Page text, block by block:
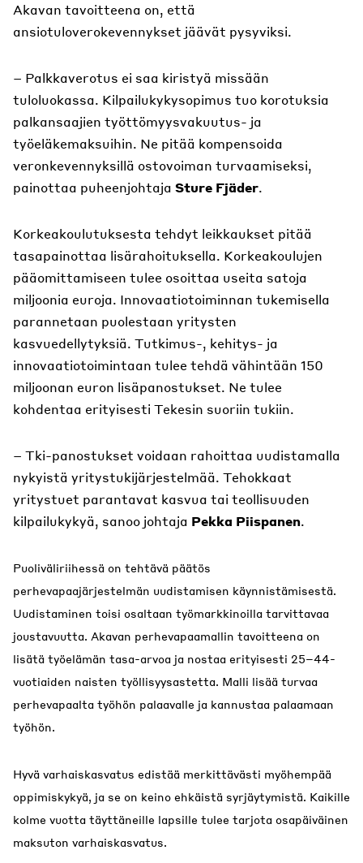
Akavan tavoitteena on, että
ansiotuloverokevennykset jäävät pysyviksi.
– Palkkaverotus ei saa kiristyä missään
tuloluokassa. Kilpailukykysopimus tuo korotuksia
palkansaajien työttömyysvakuutus- ja
työeläkemaksuihin. Ne pitää kompensoida
veronkevennyksillä ostovoiman turvaamiseksi,
painottaa puheenjohtaja Sture Fjäder.
Korkeakoulutuksesta tehdyt leikkaukset pitää
tasapainottaa lisärahoituksella. Korkeakoulujen
pääomittamiseen tulee osoittaa useita satoja
miljoonia euroja. Innovaatiotoiminnan tukemisella
parannetaan puolestaan yritysten
kasvuedellytyksiä. Tutkimus-, kehitys- ja
innovaatiotoimintaan tulee tehdä vähintään 150
miljoonan euron lisäpanostukset. Ne tulee
kohdentaa erityisesti Tekesin suoriin tukiin.
– Tki-panostukset voidaan rahoittaa uudistamalla
nykyistä yritystukijärjestelmää. Tehokkaat
yritystuet parantavat kasvua tai teollisuuden
kilpailukykyä, sanoo johtaja Pekka Piispanen.
Puoliväliriihessä on tehtävä päätös
perhevapaajärjestelmän uudistamisen käynnistämisestä.
Uudistaminen toisi osaltaan työmarkkinoilla tarvittavaa
joustavuutta. Akavan perhevapaamallin tavoitteena on
lisätä työelämän tasa-arvoa ja nostaa erityisesti 25–44-
vuotiaiden naisten työllisyysastetta. Malli lisää turvaa
perhevapaalta työhön palaavalle ja kannustaa palaamaan
työhön.
Hyvä varhaiskasvatus edistää merkittävästi myöhempää
oppimiskykyä, ja se on keino ehkäistä syrjäytymistä. Kaikille
kolme vuotta täyttäneille lapsille tulee tarjota osapäiväinen
maksuton varhaiskasvatus.